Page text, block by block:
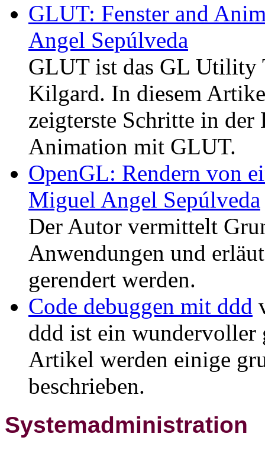
GLUT: Fenster and
Angel Sepúlveda
GLUT ist das GL
Kilgard. In diesem
zeigterste Schritte in der
Animation mit GLUT.
OpenGL: Rendern von
Miguel Angel Sepúlveda
Der Autor vermittelt
Anwendungen und
gerendert werden.
Code debuggen mit ddd
ddd ist ein wundervoller
Artikel werden einige
beschrieben.
Systemadministration